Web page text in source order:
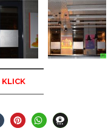
KLICK